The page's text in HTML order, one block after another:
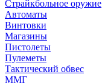
Страйкбольное оружие
Автоматы
Винтовки
Магазины
Пистолеты
Пулеметы
Тактический обвес
ММГ